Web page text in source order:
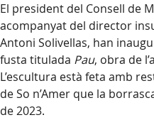
El president del Consell de
acompanyat del director
Antoni Solivellas, han
fusta titulada Pau, obra de
L’escultura està feta amb
de So n’Amer que la
de 2023.